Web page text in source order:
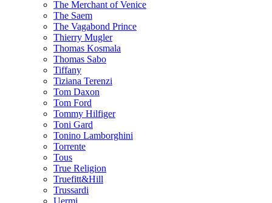
The Merchant of Venice
The Saem
The Vagabond Prince
Thierry Mugler
Thomas Kosmala
Thomas Sabo
Tiffany
Tiziana Terenzi
Tom Daxon
Tom Ford
Tommy Hilfiger
Toni Gard
Tonino Lamborghini
Torrente
Tous
True Religion
Truefitt&Hill
Trussardi
Uermi